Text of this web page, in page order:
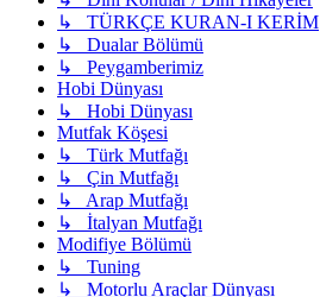
↳ TÜRKÇE KURAN-I KERİM
↳ Dualar Bölümü
↳ Peygamberimiz
Hobi Dünyası
↳ Hobi Dünyası
Mutfak Köşesi
↳ Türk Mutfağı
↳ Çin Mutfağı
↳ Arap Mutfağı
↳ İtalyan Mutfağı
Modifiye Bölümü
↳ Tuning
↳ Motorlu Araçlar Dünyası